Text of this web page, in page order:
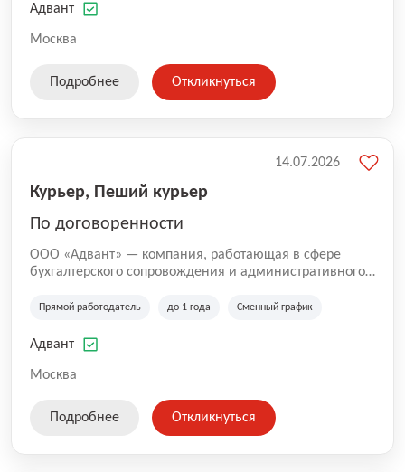
Адвант
Москва
Подробнее Откликнуться
Курьер, Пеший курьер
По договоренности
ООО «Адвант» — компания, работающая в сфере
бухгалтерского сопровождения и административного
зарегистрирована в Санкт-Петербурге и
лиц и коммерческих организаций.
Прямой работодатель до 1 года Сменный график
Адвант
Москва
14.07.2026
Подробнее Откликнуться